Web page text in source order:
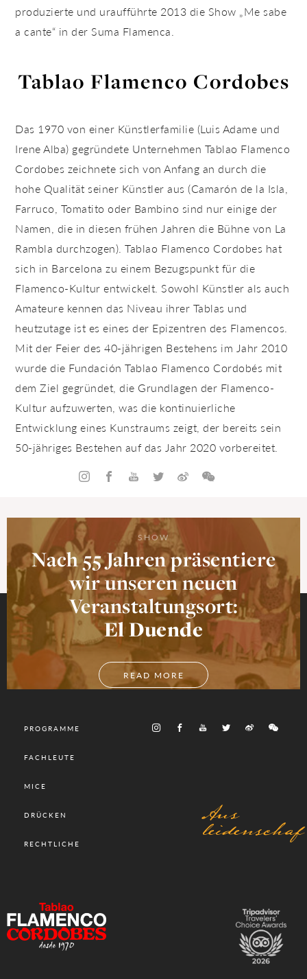
produzierte und uraufführte 2013 die Show „Me sabe
a cante“ in der Suma Flamenca.
Tablao Flamenco Cordobes
Das 1970 von einer Künstlerfamilie (Luis Adame und
Irene Alba) gegründete Unternehmen Tablao Flamenco
Cordobes zeichnete sich von Anfang an durch die
hohe Qualität seiner Künstler aus (Camarón de la Isla,
Farruco, Tomatito oder Bambino sind nur einige der
Namen, die in diesen frühen Jahren die Bühne von La
Rambla durchzogen). Tablao Flamenco Cordobes hat
sich in Barcelona zu einem Bezugspunkt für die
Flamenco-Kultur entwickelt. Sowohl Künstler als auch
Amateure kennen das Niveau ihrer Tablas und
heutzutage ist es eines der Epizentren des Flamencos.
Mit der Feier des 40-jährigen Bestehens im Jahr 2010
wurde die Fundación Tablao Flamenco Cordobés mit
dem Ziel gegründet, die Grundlagen der Flamenco-
Kultur aufzuwerten, was die kontinuierliche
Entwicklung eines Kunstraums zeigt, der bereits sein
50-jähriges Bestehen auf das Jahr 2020 vorbereitet.
SHOW
Nach 55 Jahren präsentiere
wir unseren neuen
Veranstaltungsort:
El Duende
READ MORE
PROGRAMME
FACHLEUTE
MICE
DRÜCKEN
RECHTLICHE
Aus
leidenschaf